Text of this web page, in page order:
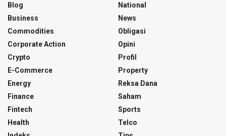
Blog
Business
Commodities
Corporate Action
Crypto
E-Commerce
Energy
Finance
Fintech
Health
National
News
Obligasi
Opini
Profil
Property
Reksa Dana
Saham
Sports
Telco